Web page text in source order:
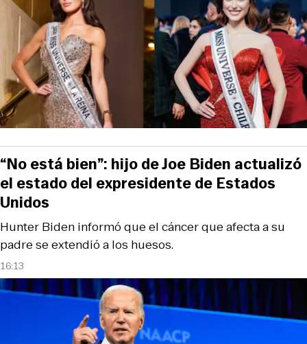
16:13
Hunter Biden informó que el cáncer que afecta a su
padre se extendió a los huesos.
“No está bien”: hijo de Joe Biden actualizó
el estado del expresidente de Estados
Unidos